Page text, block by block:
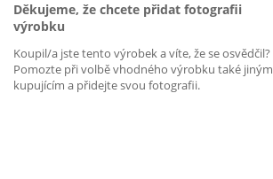
Děkujeme, že chcete přidat fotografii
výrobku
Koupil/a jste tento výrobek a víte, že se osvědčil?
Pomozte při volbě vhodného výrobku také jiným
kupujícím a přidejte svou fotografii.